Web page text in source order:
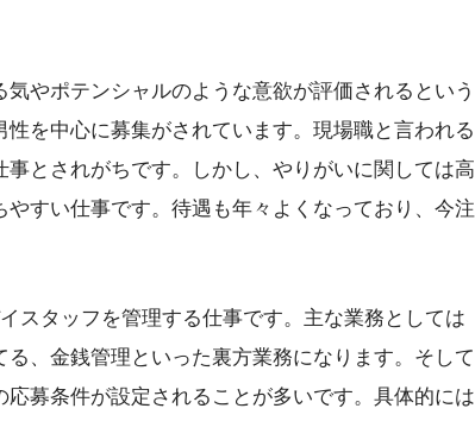
やポテンシャルのような意欲が評価されるという
を中心に募集がされています。現場職と言われる
とされがちです。しかし、やりがいに関しては高
すい仕事です。待遇も年々よくなっており、今注
スタッフを管理する仕事です。主な業務としては
、金銭管理といった裏方業務になります。そして
募条件が設定されることが多いです。具体的には